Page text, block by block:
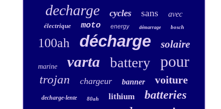
decharge cycles sans avec
électrique moto energy démarrage bosch
100ah décharge solaire
marine varta battery pour
trojan chargeur banner voiture
decharge-lente 80ah lithium batteries